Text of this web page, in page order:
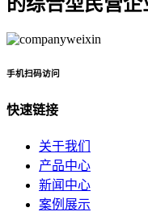
手机扫码访问
快速链接
关于我们
产品中心
新闻中心
案例展示